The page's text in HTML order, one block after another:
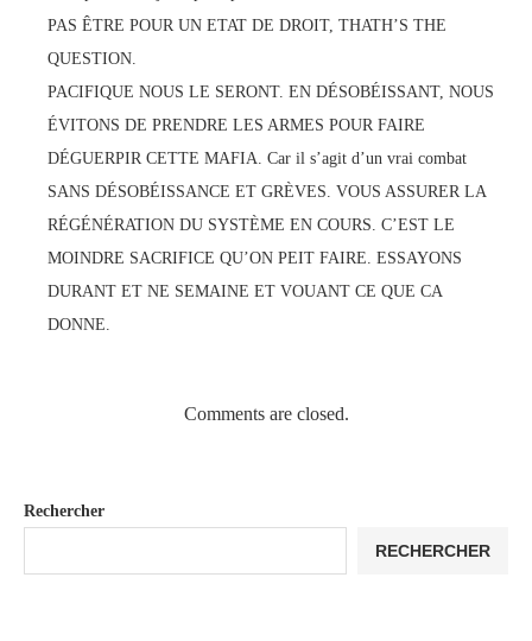
PAS ÊTRE POUR UN ETAT DE DROIT, THATH’S THE
QUESTION.
PACIFIQUE NOUS LE SERONT. EN DÉSOBÉISSANT, NOUS
ÉVITONS DE PRENDRE LES ARMES POUR FAIRE
DÉGUERPIR CETTE MAFIA. Car il s’agit d’un vrai combat
SANS DÉSOBÉISSANCE ET GRÈVES. VOUS ASSURER LA
RÉGÉNÉRATION DU SYSTÈME EN COURS. C’EST LE
MOINDRE SACRIFICE QU’ON PEIT FAIRE. ESSAYONS
DURANT ET NE SEMAINE ET VOUANT CE QUE CA
DONNE.
Comments are closed.
Rechercher
RECHERCHER